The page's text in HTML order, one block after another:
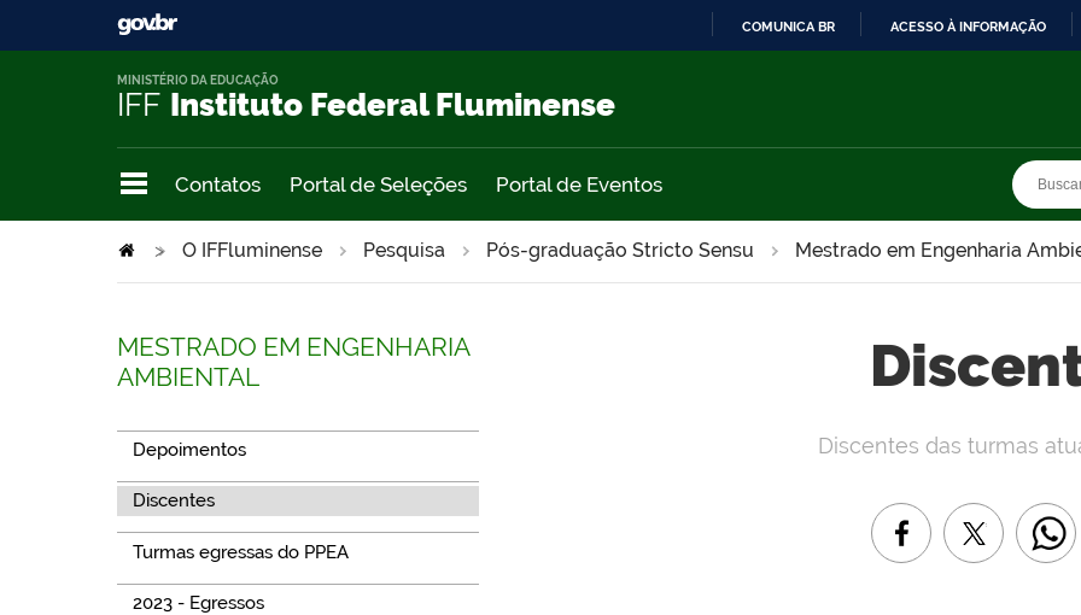
COMUNICA BR ACESSO À INFORMAÇÃO
IFF Instituto Federal Fluminense
MINISTÉRIO DA EDUCAÇÃO
Contatos Portal de Seleções Portal de Eventos
O IFFluminense Pesquisa Pós-graduação Stricto Sensu Mestrado em Engenharia
>
MESTRADO EM ENGENHARIA
AMBIENTAL
Depoimentos
Discentes
Turmas egressas do PPEA
2023 - Egressos
Discentes das turmas